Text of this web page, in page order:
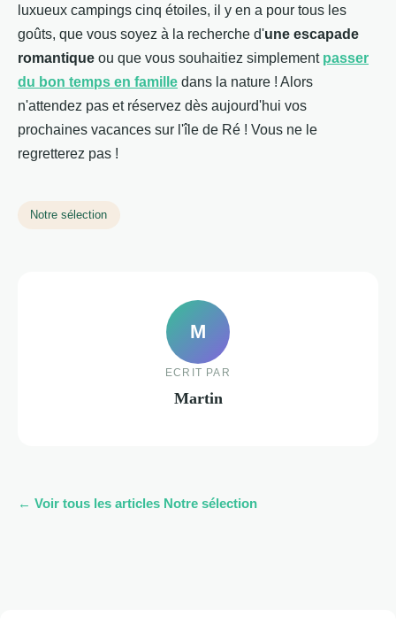
luxueux campings cinq étoiles, il y en a pour tous les
goûts, que vous soyez à la recherche d'une escapade
romantique ou que vous souhaitiez simplement passer
du bon temps en famille dans la nature ! Alors
n'attendez pas et réservez dès aujourd'hui vos
prochaines vacances sur l'île de Ré ! Vous ne le
regretterez pas !
Notre sélection
M
ECRIT PAR
Martin
← Voir tous les articles Notre sélection